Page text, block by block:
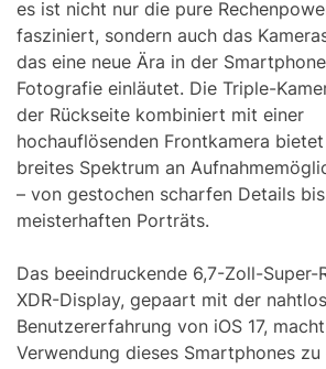
es ist nicht nur die pure
fasziniert, sondern auch das
das eine neue Ära in der
Fotografie einläutet. Die Triple-
der Rückseite kombiniert mit einer
hochauflösenden Frontkamera
breites Spektrum an
– von gestochen scharfen Details
meisterhaften Porträts.
Das beeindruckende 6,7-Zoll-Super-
XDR-Display, gepaart mit der
Benutzererfahrung von iOS 17,
Verwendung dieses Smartphones zu